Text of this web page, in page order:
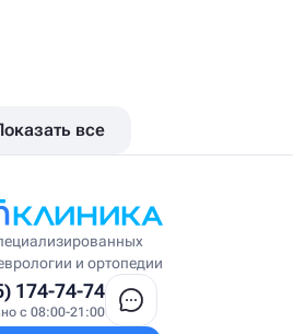
все
и ортопедии
174-74-74
с 08:00-21:00